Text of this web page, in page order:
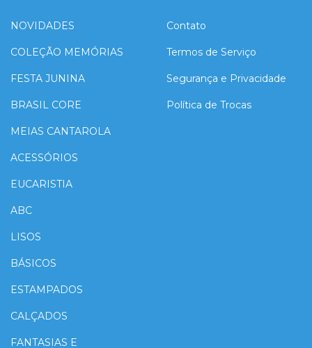
NOVIDADES
COLEÇÃO MEMÓRIAS
FESTA JUNINA
BRASIL CORE
MEIAS CANTAROLA
ACESSÓRIOS
EUCARISTIA
ABC
LISOS
BÁSICOS
ESTAMPADOS
CALÇADOS
FANTASIAS E
Contato
Termos de Serviço
Segurança e Privacidade
Política de Trocas